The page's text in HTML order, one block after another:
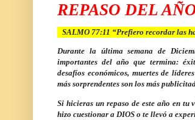
REPASO DEL
SALMO 77:11 “Prefiero recordar las
Durante la última semana de
importantes del año que termina:
desafíos económicos, muertes de
más sorprendentes son los más
Si hicieras un repaso de este año en
hizo cuestionar a DIOS o te llevó a